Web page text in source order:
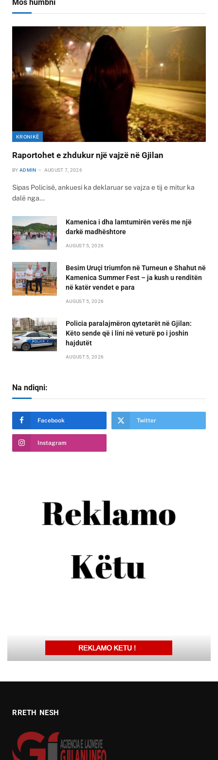
Mos humbni
KRONIKË
Raportohet e zhdukur një vajzë në Gjilan
BY ADMIN AUGUST 7, 2026
Sipas Policisë, ankuesi ka deklaruar se vajza e tij e mitur ka
dalë nga…
Kamenica i dha lamtumirën verës me një
darkë madhështore
AUGUST 5, 2026
Besim Uruçi triumfon në Turneun e Shahut në
Kamenica Summer Fest – ja kush u renditën
në katër vendet e para
AUGUST 5, 2026
Policia paralajmëron qytetarët në Gjilan:
Këto sende që i lini në veturë po i joshin
hajdutët
AUGUST 5, 2026
Na ndiqni:
Facebook Twitter
Instagram
RRETH NESH